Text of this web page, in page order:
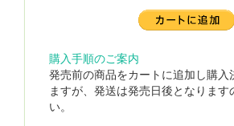
購入手順のご案内
発売前の商品をカートに追加し購入
ますが、発送は発売日後となります
い。